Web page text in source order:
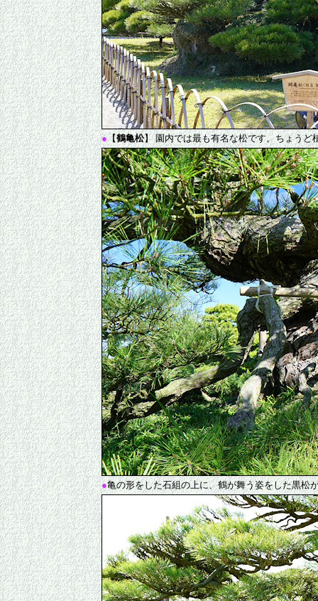
●【鶴亀松】 園内では最も有名な松です。ちょう
●亀の形をした石組の上に、鶴が舞う姿をした黒松